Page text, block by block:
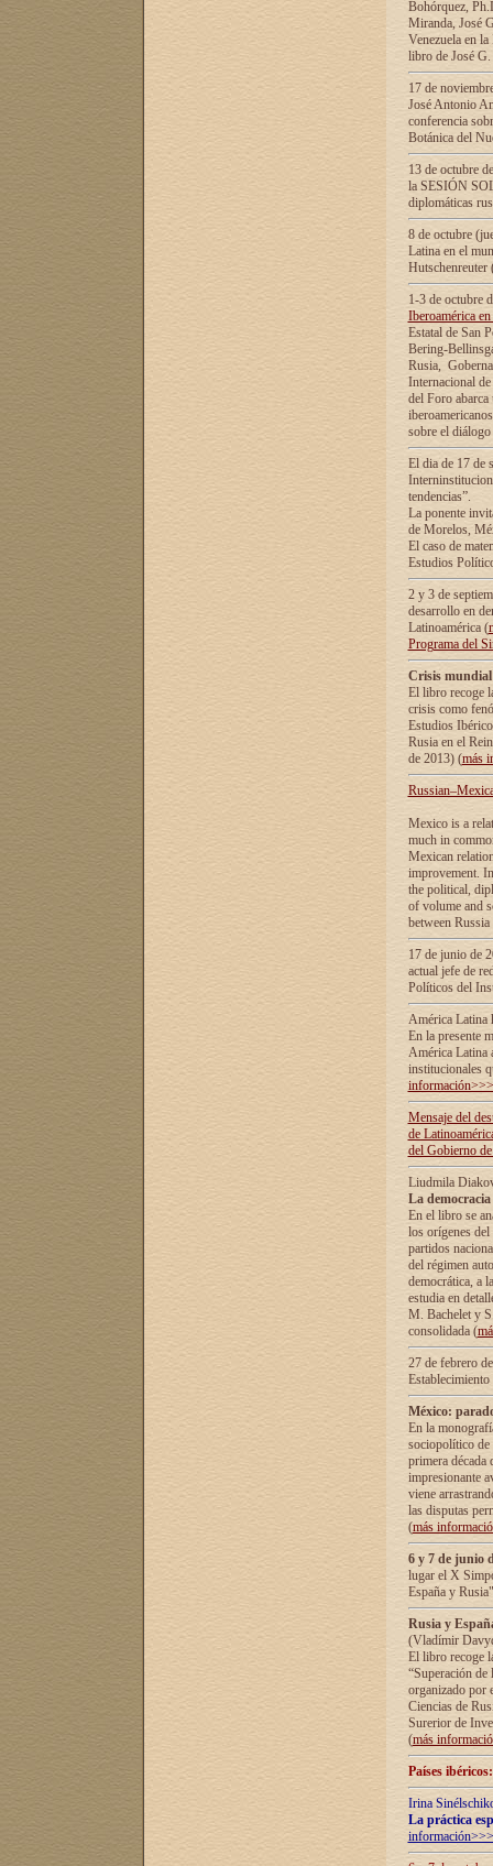
Bohórquez,
Miranda, José
Venezuela en
libro de José
17 de
José Antonio
conferencia
Botánica del
13 de octubre
la SESIÓN
diplomáticas
8 de octubre
Latina en el
1-3 de octubre
Iberoamérica
Estatal de San
Bering-
Rusia,
Internacional
del Foro
sobre el
El dia de 17 de
tendencias”.
La ponente
de Morelos,
El caso de
Estudios
2 y 3 de
desarrollo en
Latinoamérica (
Programa del
Crisis
El libro recoge
crisis como
Estudios
Rusia en el
de 2013) (más
Mexico is a
much in
Mexican
improvement.
the political,
of volume and
between
17 de junio de
actual jefe de
Políticos del
América Latina
En la presente
América Latina
institucionales
información>>>
Mensaje del
de
del Gobierno
Liudmila
La
En el libro se
los orígenes
partidos
del régimen
democrática, а
estudia en
М. Bachelet у
consolidada (
27 de febrero
México:
En la
sociopolítico de
primera década
impresionante
viene
las disputas
(más
6 y 7 de junio
lugar el X
España y
Rusia y
(Vladímir
El libro recoge
“Superación
organizado por
Ciencias de
Surerior de
(más
Países
Irina
La práctica
información>>>